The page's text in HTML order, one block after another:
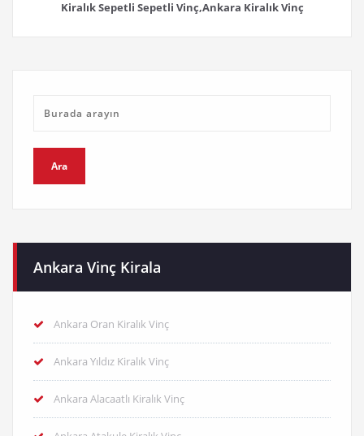
Kiralık Sepetli Sepetli Vinç,Ankara Kiralık Vinç
Ankara Vinç Kirala
Ankara Oran Kiralık Vinç
Ankara Yıldız Kiralık Vinç
Ankara Alacaatlı Kiralık Vinç